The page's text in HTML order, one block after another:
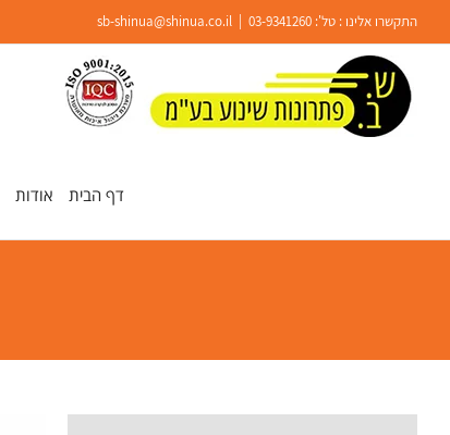
פתח סרגל נגישות
content
התקשרו אלינו : טל': 03-9341260
sb-shinua@shinua.co.il
דף הבית אודות